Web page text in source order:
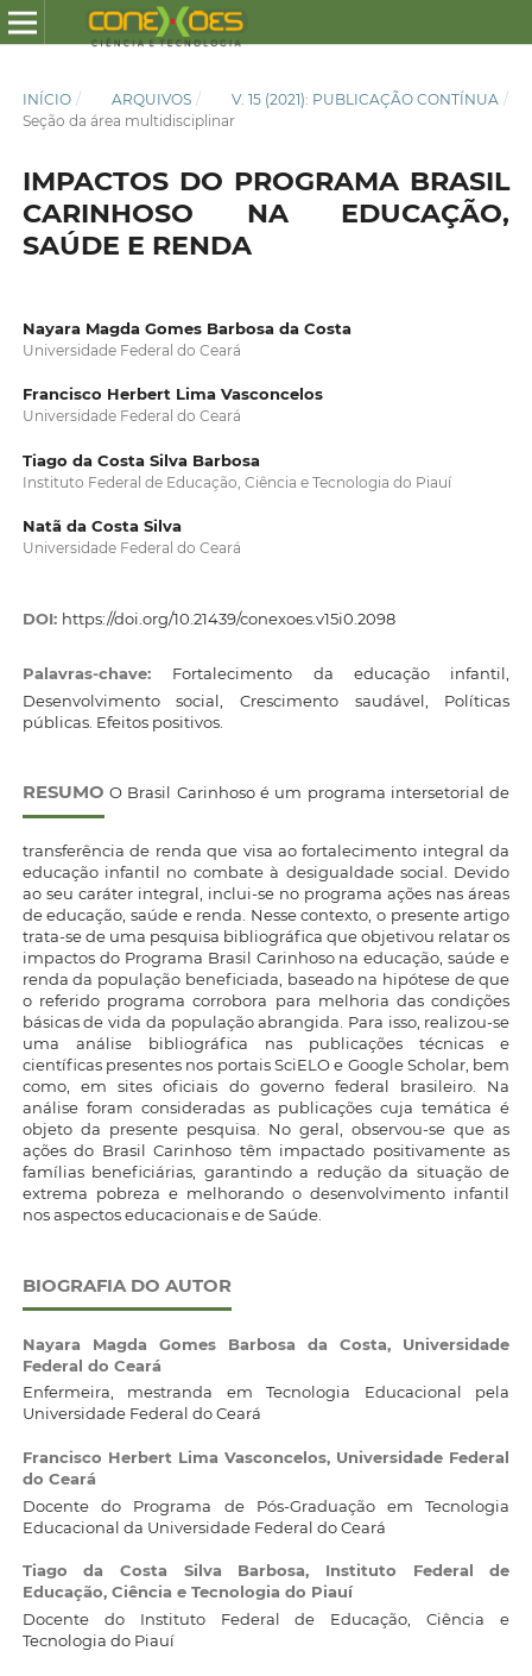
INÍCIO / ARQUIVOS / V. 15 (2021): PUBLICAÇÃO CONTÍNUA /
Seção da área multidisciplinar
IMPACTOS DO PROGRAMA BRASIL
CARINHOSO NA EDUCAÇÃO,
SAÚDE E RENDA
Nayara Magda Gomes Barbosa da Costa
Universidade Federal do Ceará
Francisco Herbert Lima Vasconcelos
Universidade Federal do Ceará
Tiago da Costa Silva Barbosa
Instituto Federal de Educação, Ciência e Tecnologia do Piauí
Natã da Costa Silva
Universidade Federal do Ceará
DOI: https://doi.org/10.21439/conexoes.v15i0.2098
Palavras-chave: Fortalecimento da educação infantil,
Desenvolvimento social, Crescimento saudável, Políticas
públicas. Efeitos positivos.
RESUMO O Brasil Carinhoso é um programa intersetorial de
transferência de renda que visa ao fortalecimento integral da
educação infantil no combate à desigualdade social. Devido
ao seu caráter integral, inclui-se no programa ações nas áreas
de educação, saúde e renda. Nesse contexto, o presente artigo
trata-se de uma pesquisa bibliográfica que objetivou relatar os
impactos do Programa Brasil Carinhoso na educação, saúde e
renda da população beneficiada, baseado na hipótese de que
o referido programa corrobora para melhoria das condições
básicas de vida da população abrangida. Para isso, realizou-se
uma análise bibliográfica nas publicações técnicas e
científicas presentes nos portais SciELO e Google Scholar, bem
como, em sites oficiais do governo federal brasileiro. Na
análise foram consideradas as publicações cuja temática é
objeto da presente pesquisa. No geral, observou-se que as
ações do Brasil Carinhoso têm impactado positivamente as
famílias beneficiárias, garantindo a redução da situação de
extrema pobreza e melhorando o desenvolvimento infantil
nos aspectos educacionais e de Saúde.
BIOGRAFIA DO AUTOR
Nayara Magda Gomes Barbosa da Costa, Universidade
Federal do Ceará
Enfermeira, mestranda em Tecnologia Educacional pela
Universidade Federal do Ceará
Francisco Herbert Lima Vasconcelos, Universidade Federal
do Ceará
Docente do Programa de Pós-Graduação em Tecnologia
Educacional da Universidade Federal do Ceará
Tiago da Costa Silva Barbosa, Instituto Federal de
Educação, Ciência e Tecnologia do Piauí
Docente do Instituto Federal de Educação, Ciência e
Tecnologia do Piauí